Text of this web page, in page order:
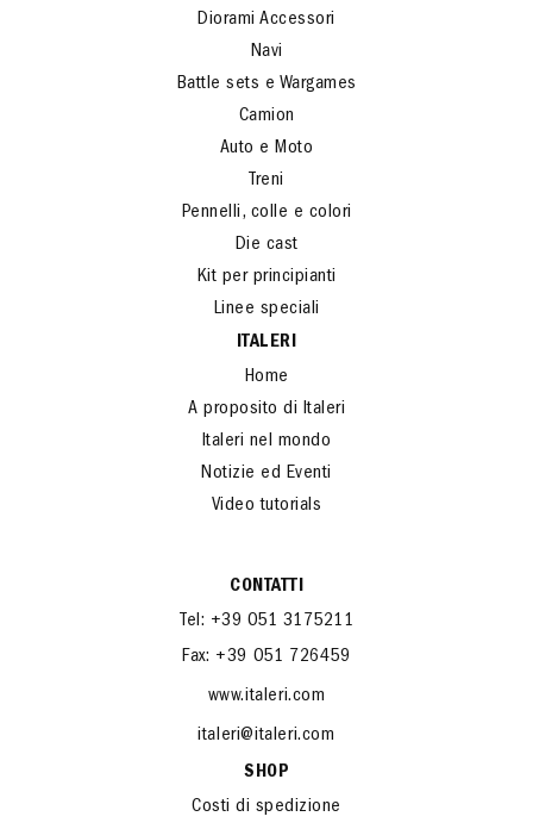
Diorami Accessori
Navi
Battle sets e Wargames
Camion
Auto e Moto
Treni
Pennelli, colle e colori
Die cast
Kit per principianti
Linee speciali
ITALERI
Home
A proposito di Italeri
Italeri nel mondo
Notizie ed Eventi
Video tutorials
CONTATTI
Tel: +39 051 3175211
Fax: +39 051 726459
www.italeri.com
italeri@italeri.com
SHOP
Costi di spedizione